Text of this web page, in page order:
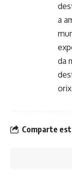
a
da
Comparte